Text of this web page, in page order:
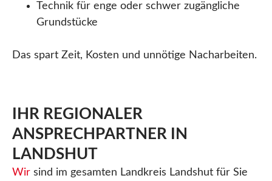
Technik für enge oder schwer zugängliche
Grundstücke
Das spart Zeit, Kosten und unnötige Nacharbeiten.
IHR REGIONALER
ANSPRECHPARTNER IN
LANDSHUT
Wir sind im gesamten Landkreis Landshut für Sie